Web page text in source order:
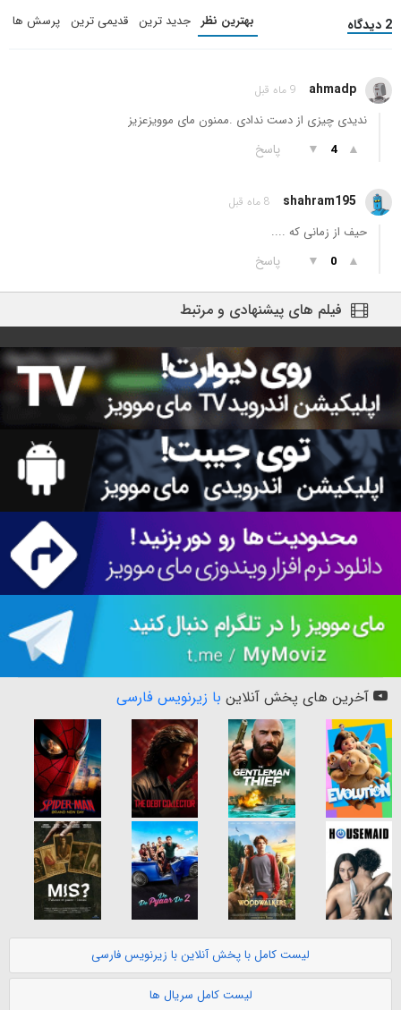
2 دیدگاه بهترین نظر جدید ترین قدیمی ترین پرسش ها
ahmadp 9 ماه قبل
ندیدی چیزی از دست ندادی .ممنون مای موویزعزیز
▲
4
▼ پاسخ
shahram195 8 ماه قبل
حیف از زمانی که ....
▲
0
▼ پاسخ
فیلم های پیشنهادی و مرتبط
آخرین های پخش آنلاین با زیرنویس فارسی
لیست کامل با پخش آنلاین با زیرنویس فارسی
لیست کامل سریال ها